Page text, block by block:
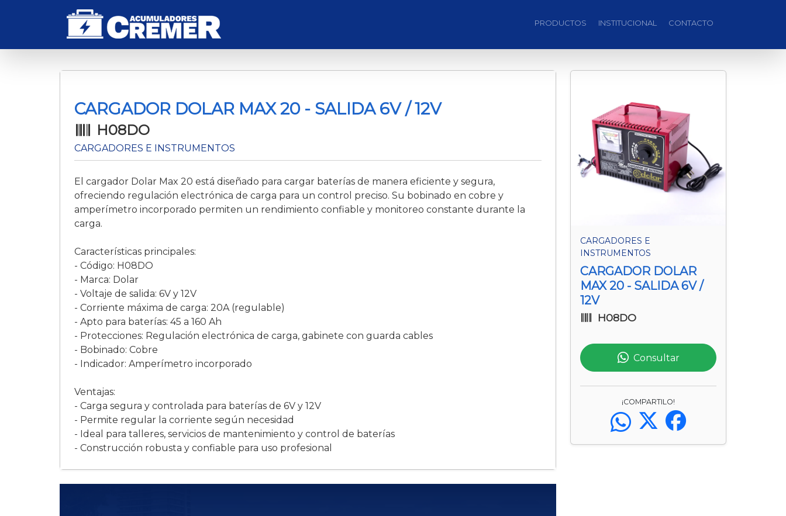
PRODUCTOS INSTITUCIONAL CONTACTO
CARGADOR DOLAR MAX 20 - SALIDA 6V / 12V
H08DO
CARGADORES E INSTRUMENTOS
El cargador Dolar Max 20 está diseñado para cargar baterías de manera eficiente y segura,
ofreciendo regulación electrónica de carga para un control preciso. Su bobinado en cobre y
amperímetro incorporado permiten un rendimiento confiable y monitoreo constante durante la
carga.
Características principales:
- Código: H08DO
- Marca: Dolar
- Voltaje de salida: 6V y 12V
- Corriente máxima de carga: 20A (regulable)
- Apto para baterías: 45 a 160 Ah
- Protecciones: Regulación electrónica de carga, gabinete con guarda cables
- Bobinado: Cobre
- Indicador: Amperímetro incorporado
Ventajas:
- Carga segura y controlada para baterías de 6V y 12V
- Permite regular la corriente según necesidad
- Ideal para talleres, servicios de mantenimiento y control de baterías
- Construcción robusta y confiable para uso profesional
CARGADORES E
INSTRUMENTOS
CARGADOR DOLAR
MAX 20 - SALIDA 6V /
12V
H08DO
Consultar
¡COMPARTILO!